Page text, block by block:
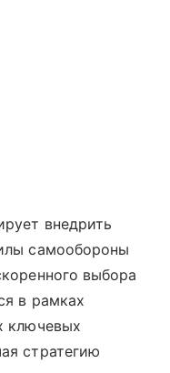
внедрить
самообороны
выбора
в рамках
ключевых
стратегию